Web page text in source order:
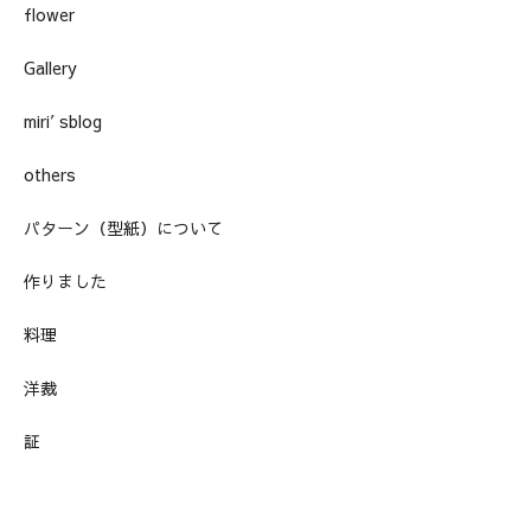
flower
Gallery
miri′sblog
others
パターン（型紙）について
作りました
料理
洋裁
証